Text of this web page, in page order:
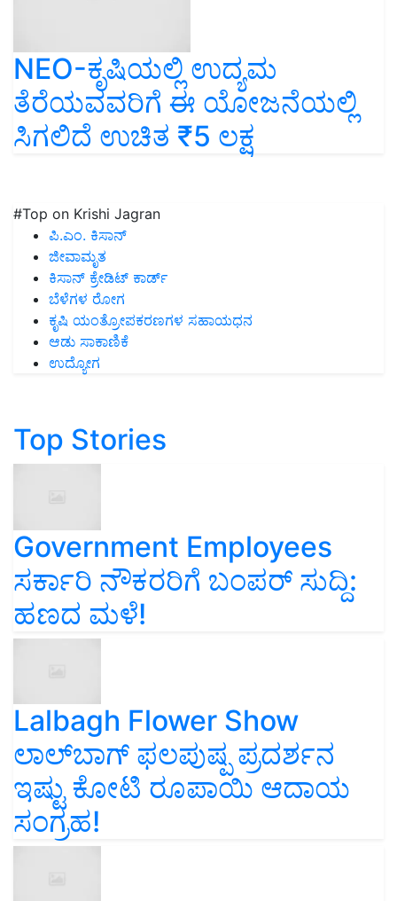
NEO-ಕೃಷಿಯಲ್ಲಿ ಉದ್ಯಮ
ತೆರೆಯವವರಿಗೆ ಈ ಯೋಜನೆಯಲ್ಲಿ
ಸಿಗಲಿದೆ ಉಚಿತ ₹5 ಲಕ್ಷ
#Top on Krishi Jagran
ಪಿ.ಎಂ. ಕಿಸಾನ್
ಜೀವಾಮೃತ
ಕಿಸಾನ್ ಕ್ರೇಡಿಟ್ ಕಾರ್ಡ್
ಬೆಳೆಗಳ ರೋಗ
ಕೃಷಿ ಯಂತ್ರೋಪಕರಣಗಳ ಸಹಾಯಧನ
ಆಡು ಸಾಕಾಣಿಕೆ
ಉದ್ಯೋಗ
Top Stories
Government Employees
ಸರ್ಕಾರಿ ನೌಕರರಿಗೆ ಬಂಪರ್‌ ಸುದ್ದಿ:
ಹಣದ ಮಳೆ!
Lalbagh Flower Show
ಲಾಲ್‌ಬಾಗ್ ಫಲಪುಷ್ಪ ಪ್ರದರ್ಶನ
ಇಷ್ಟು ಕೋಟಿ ರೂಪಾಯಿ ಆದಾಯ
ಸಂಗ್ರಹ!